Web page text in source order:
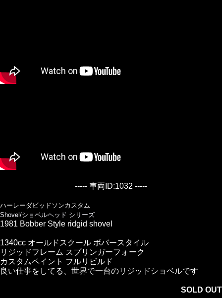
----- 車両ID:1032 -----
ハーレーダビッドソンカスタム
Shovel/ショベルヘッド シリーズ
1981 Bobber Style ridgid shovel
1340cc オールドスクール ボバースタイル
リジッドフレーム スプリンガーフォーク
カスタムペイント フルリビルド
良い仕事をしてる、世界で一台のリジッドショベルです
SOLD OUT